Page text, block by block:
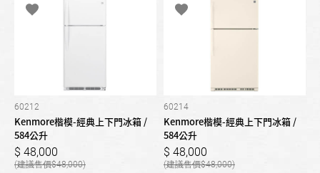
60212
Kenmore楷模-經典上下門冰箱 /
584公升
48,000
48,000
60214
Kenmore楷模-經典上下門冰箱 /
584公升
48,000
48,000